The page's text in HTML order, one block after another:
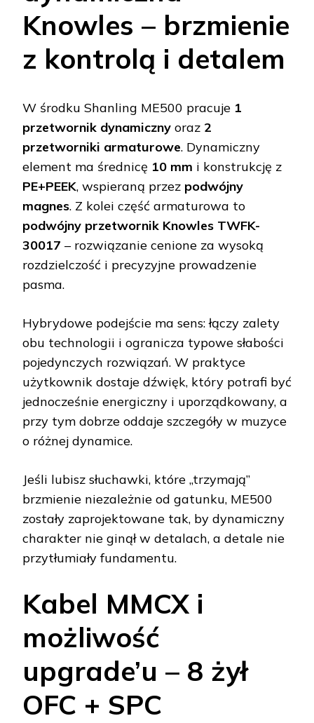
Knowles – brzmienie
z kontrolą i detalem
W środku Shanling ME500 pracuje 1
przetwornik dynamiczny oraz 2
przetworniki armaturowe. Dynamiczny
element ma średnicę 10 mm i konstrukcję z
PE+PEEK, wspieraną przez podwójny
magnes. Z kolei część armaturowa to
podwójny przetwornik Knowles TWFK-
30017 – rozwiązanie cenione za wysoką
rozdzielczość i precyzyjne prowadzenie
pasma.
Hybrydowe podejście ma sens: łączy zalety
obu technologii i ogranicza typowe słabości
pojedynczych rozwiązań. W praktyce
użytkownik dostaje dźwięk, który potrafi być
jednocześnie energiczny i uporządkowany, a
przy tym dobrze oddaje szczegóły w muzyce
o różnej dynamice.
Jeśli lubisz słuchawki, które „trzymają”
brzmienie niezależnie od gatunku, ME500
zostały zaprojektowane tak, by dynamiczny
charakter nie ginął w detalach, a detale nie
przytłumiały fundamentu.
Kabel MMCX i
możliwość
upgrade’u – 8 żył
OFC + SPC